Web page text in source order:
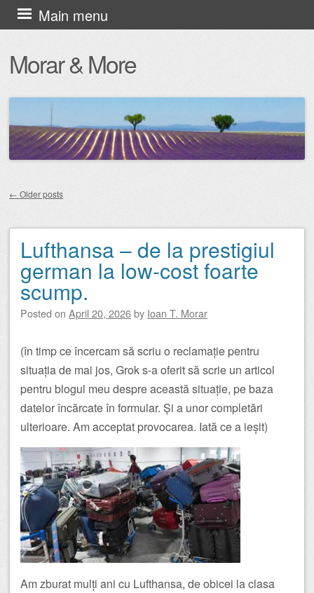
Morar & More
Main menu
Skip
to
content
← Older posts
Lufthansa – de la prestigiul
german la low-cost foarte
scump.
Posted on April 20, 2026by Ioan T. Morar
(în timp ce încercam să scriu o reclamație pentru
situația de mai jos, Grok s-a oferit să scrie un articol
pentru blogul meu despre această situație, pe baza
datelor încărcate în formular. Și a unor completări
ulterioare. Am acceptat provocarea. Iată ce a ieșit)
Am zburat mulți ani cu Lufthansa, de obicei la clasa